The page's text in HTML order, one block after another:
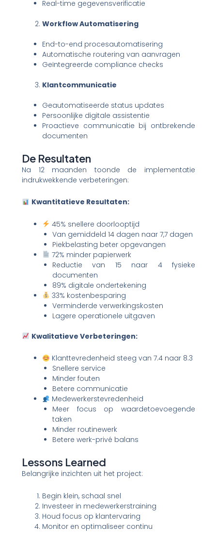
Real-time gegevensverificatie
Workflow Automatisering
End-to-end procesautomatisering
Automatische routering van aanvragen
Geïntegreerde compliance checks
Klantcommunicatie
Geautomatiseerde status updates
Persoonlijke digitale assistentie
Proactieve communicatie bij ontbrekende
documenten
De Resultaten
Na 12 maanden toonde de implementatie
indrukwekkende verbeteringen:
Kwantitatieve Resultaten:
45% snellere doorlooptijd
Van gemiddeld 14 dagen naar 7,7 dagen
Piekbelasting beter opgevangen
72% minder papierwerk
Reductie van 15 naar 4 fysieke
documenten
89% digitale ondertekening
33% kostenbesparing
Verminderde verwerkingskosten
Lagere operationele uitgaven
Kwalitatieve Verbeteringen:
Klanttevredenheid steeg van 7.4 naar 8.3
Snellere service
Minder fouten
Betere communicatie
Medewerkerstevredenheid
Meer focus op waardetoevoegende
taken
Minder routinewerk
Betere werk-privé balans
Lessons Learned
Belangrijke inzichten uit het project:
Begin klein, schaal snel
Investeer in medewerkerstraining
Houd focus op klantervaring
Monitor en optimaliseer continu